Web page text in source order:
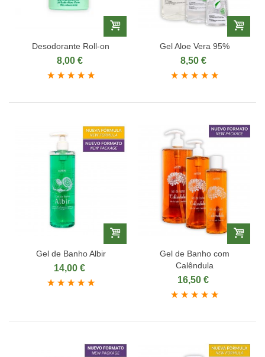
Desodorante Roll-on
8,00 €
Gel Aloe Vera 95%
8,50 €
Gel de Banho Albir
14,00 €
Gel de Banho com
Calêndula
16,50 €